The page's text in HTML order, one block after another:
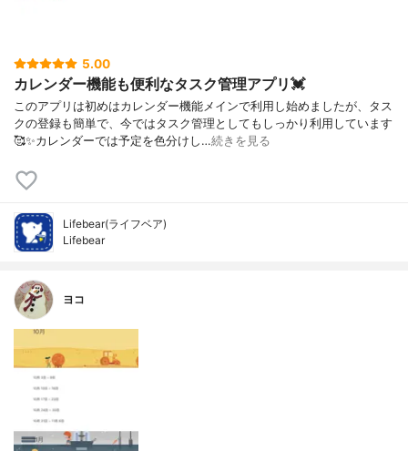
5.00
カレンダー機能も便利なタスク管理アプリ💓
このアプリは初めはカレンダー機能メインで利用し始めましたが、タス
クの登録も簡単で、今ではタスク管理としてもしっかり利用しています
🥰✨カレンダーでは予定を色分けし…続きを見る
Lifebear(ライフベア)
Lifebear
ヨコ